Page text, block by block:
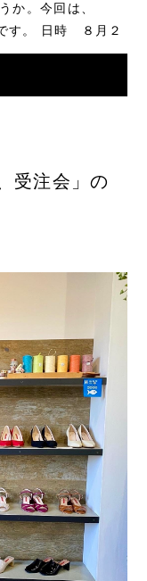
か。今回は、
す。 日時 ８月２
受注会」の